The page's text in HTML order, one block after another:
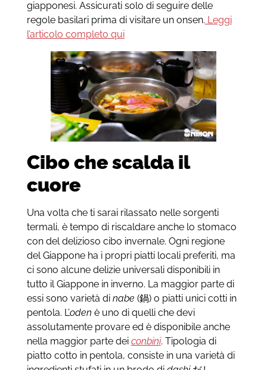
giapponesi. Assicurati solo di seguire delle
regole basilari prima di visitare un onsen. Leggi
l’articolo completo qui
Cibo che scalda il
cuore
Una volta che ti sarai rilassato nelle sorgenti
termali, è tempo di riscaldare anche lo stomaco
con del delizioso cibo invernale. Ogni regione
del Giappone ha i propri piatti locali preferiti, ma
ci sono alcune delizie universali disponibili in
tutto il Giappone in inverno. La maggior parte di
essi sono varietà di nabe (鍋) o piatti unici cotti in
pentola. L’oden è uno di quelli che devi
assolutamente provare ed è disponibile anche
nella maggior parte dei conbini. Tipologia di
piatto cotto in pentola, consiste in una varietà di